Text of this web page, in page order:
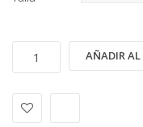
VU21
(VU21-
AÑADIR AL